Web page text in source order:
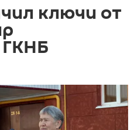
ключи от